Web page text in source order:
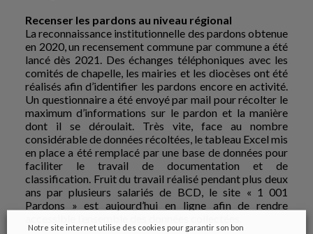
Recenser les pardons au niveau régional
La reconnaissance institutionnelle des pardons obtenue
en 2020, un recensement commune par commune a été
lancé dès 2021. Des échanges téléphoniques avec les
comités de chapelle, les mairies et les diocèses ont été
réalisés afin d’identifier les pardons encore en activité.
Un questionnaire a été envoyé par mail pour récolter le
maximum d’informations sur le pardon et la manière
dont il se déroulait. Très vite, face au nombre
considérable de données récoltées, le tableau Excel mis
en place a été remplacé par une base de données pour
faciliter le travail de documentation et de
classification. Fruit du travail réalisé pendant plus deux
ans par plusieurs salariés de BCD, le site « 1 001
Pardons » est aujourd’hui en ligne afin de rendre
Notre site internet utilise des cookies pour garantir son bon